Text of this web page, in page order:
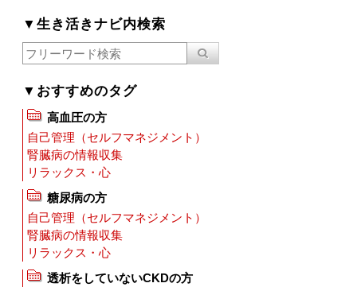
▼生き活きナビ内検索
▼おすすめのタグ
高血圧の方
自己管理（セルフマネジメント）
腎臓病の情報収集
リラックス・心
糖尿病の方
自己管理（セルフマネジメント）
腎臓病の情報収集
リラックス・心
透析をしていないCKDの方